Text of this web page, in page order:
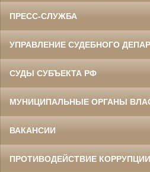
ПРЕСС-СЛУЖБА
УПРАВЛЕНИЕ СУДЕБНОГО
СУДЫ СУБЪЕКТА РФ
МУНИЦИПАЛЬНЫЕ ОРГАНЫ
ВАКАНСИИ
ПРОТИВОДЕЙСТВИЕ КОРРУПЦИИ